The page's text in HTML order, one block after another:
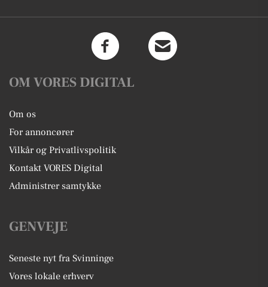
OM VORES DIGITAL
Om os
For annoncører
Vilkår og Privatlivspolitik
Kontakt VORES Digital
Administrer samtykke
GENVEJE
Seneste nyt fra Svinninge
Vores lokale erhverv